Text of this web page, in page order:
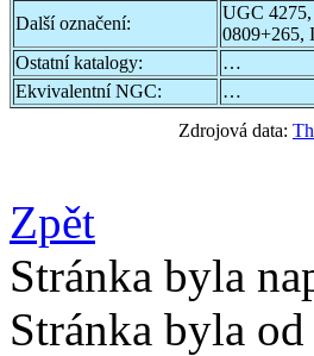
Další označení:
UGC
0809+265,
Ostatní katalogy:
…
Ekvivalentní NGC:
…
Zdrojová data:
Zpět
Stránka byla
Stránka byla